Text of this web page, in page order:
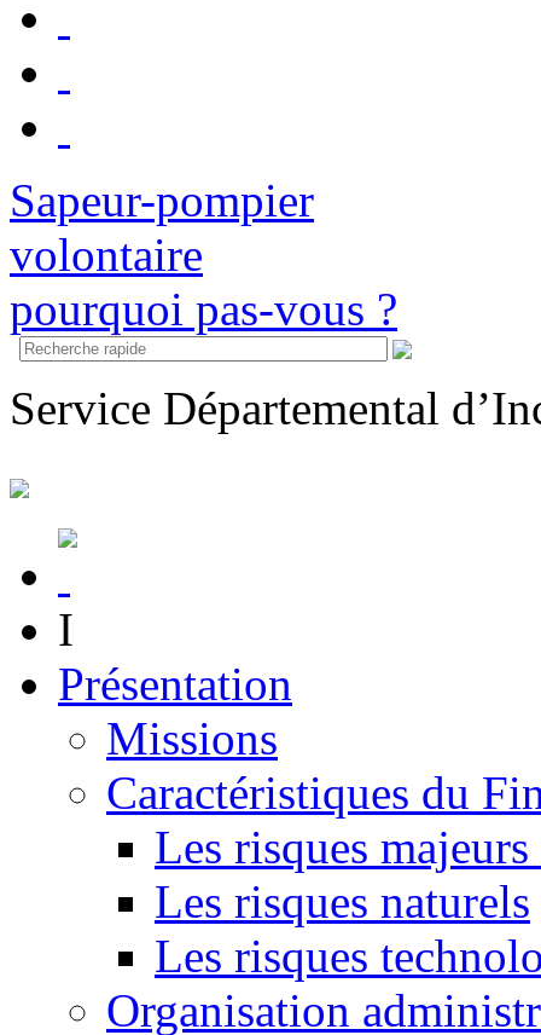
Sapeur-pompier
volontaire
pourquoi pas-vous ?
Service Départemental d’I
I
Présentation
Missions
Caractéristiques du
Les risques
Les risques naturels
Les risques
Organisation